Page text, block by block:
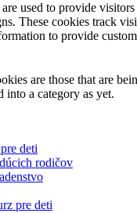
used to provide
These cookies track
to provide
are those that are
into a category as yet.
deti
rodičov
pre deti